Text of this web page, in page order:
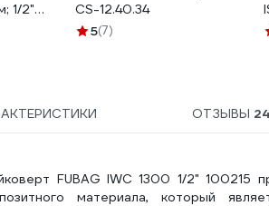
1/2"
CS-12.40.34
5(7)
ОТЗЫВЫ
FUBAG IWC 1300 1/2" 100215
материала, который